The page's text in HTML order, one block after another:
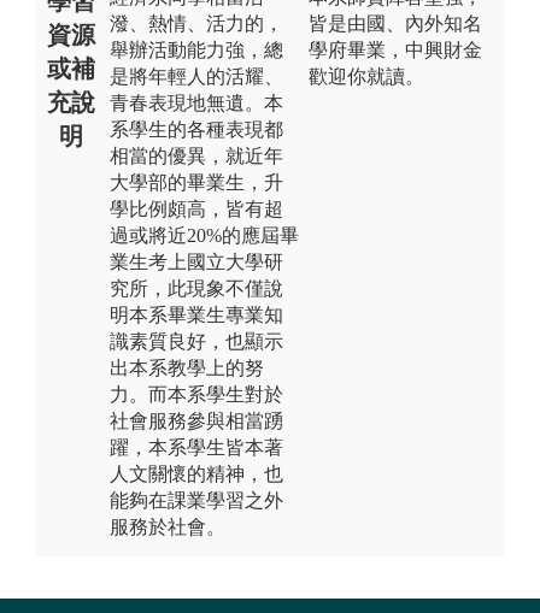
資源
或補
充說
明
潑、熱情、活力的，
舉辦活動能力強，總
是將年輕人的活耀、
青春表現地無遺。本
系學生的各種表現都
相當的優異，就近年
大學部的畢業生，升
學比例頗高，皆有超
過或將近20%的應屆畢
業生考上國立大學研
究所，此現象不僅說
明本系畢業生專業知
識素質良好，也顯示
出本系教學上的努
力。而本系學生對於
社會服務參與相當踴
躍，本系學生皆本著
人文關懷的精神，也
能夠在課業學習之外
服務於社會。
皆是由國、內外知名
學府畢業，中興財金
歡迎你就讀。